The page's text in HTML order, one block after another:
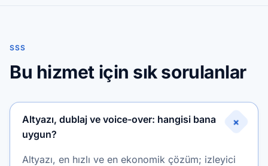
SSS
Bu hizmet için sık sorulanlar
Altyazı, dublaj ve voice-over: hangisi bana
uygun?
+
Altyazı, en hızlı ve en ekonomik çözüm; izleyici